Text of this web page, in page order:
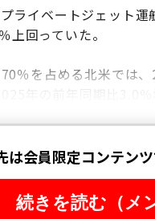
ライベートジェット
上回っていた。
％を占める北米では